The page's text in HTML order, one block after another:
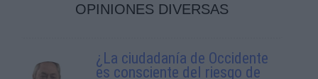
OPINIONES DIVERSAS
¿La ciudadanía de Occidente
es consciente del riesgo de